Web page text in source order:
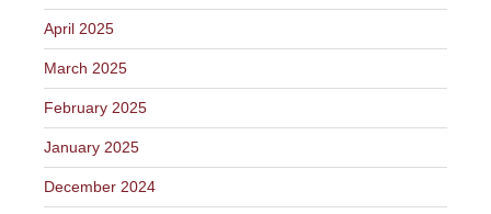
April 2025
March 2025
February 2025
January 2025
December 2024